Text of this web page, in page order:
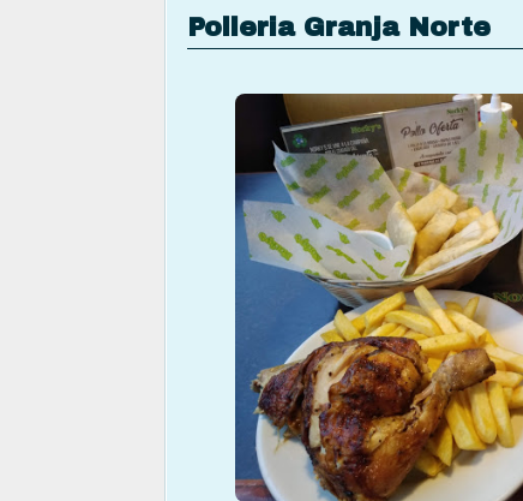
Polleria Granja Norte